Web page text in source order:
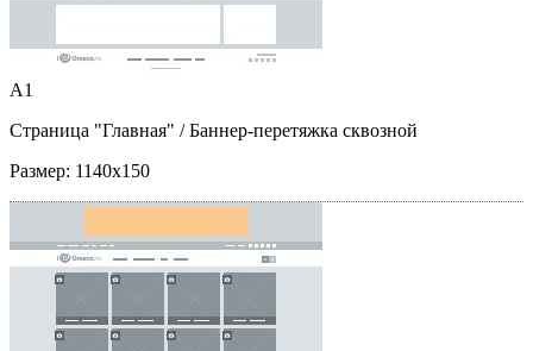
A1
Страница "Главная" / Баннер-перетяжка сквозной
Размер: 1140x150